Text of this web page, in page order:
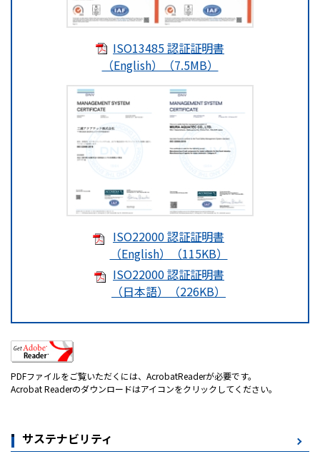
ISO13485 認証証明書
（English）（7.5MB）
ISO22000 認証証明書
（English）（115KB）
ISO22000 認証証明書
（日本語）（226KB）
PDFファイルをご覧いただくには、AcrobatReaderが必要です。
Acrobat Readerのダウンロードはアイコンをクリックしてください。
サステナビリティ